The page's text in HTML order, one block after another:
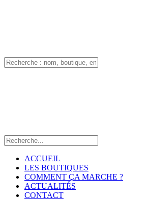
ACCUEIL
LES BOUTIQUES
COMMENT ÇA MARCHE ?
ACTUALITÉS
CONTACT